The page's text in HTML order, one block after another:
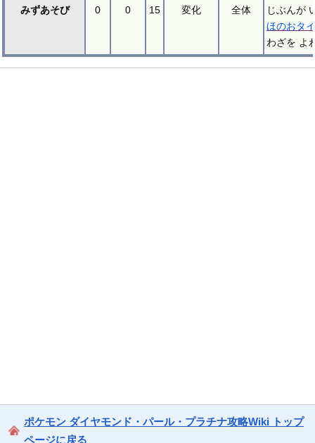
みずあそび 0 0 15 変化 全体
じぶんが
ほのおタ
わざを よ
ポケモン ダイヤモンド・パール・プラチナ攻略Wiki トップ
ページに戻る